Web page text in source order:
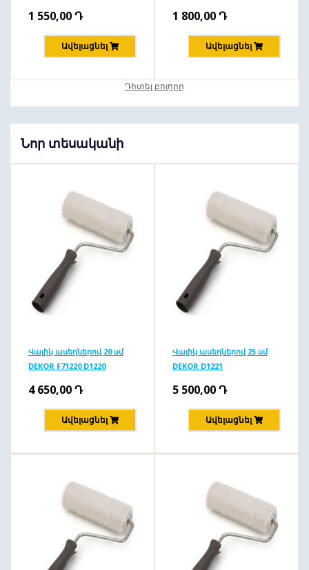
1 550,00Դ
Ավելացնել
1 800,00Դ
Ավելացնել
Դիտել բոլորը
Նոր տեսականի
Վալիկ ասեղներով 20 սմ
DEKOR F71220 D1220
4 650,00Դ
Ավելացնել
Վալիկ ասեղներով 25 սմ
DEKOR D1221
5 500,00Դ
Ավելացնել